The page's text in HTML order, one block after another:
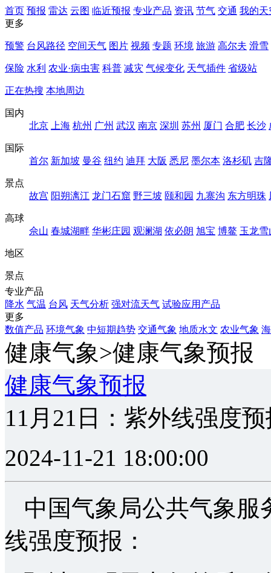
首页 预报 雷达 云图 临近预报 专业产品 资讯 节气 交通 我的天
更多
预警 台风路径 空间天气 图片 视频 专题 环境 旅游 高尔夫 滑雪
保险 水利 农业·病虫害 科普 减灾 气候变化 天气插件 省级站
正在热搜 本地周边
国内
北京
上海 杭州 广州 武汉 南京 深圳 苏州 厦门 合肥 长沙
国际
首尔 新加坡 曼谷 纽约 迪拜 大阪 悉尼 墨尔本 洛杉矶 吉
景点
故宫 阳朔漓江 龙门石窟 野三坡 颐和园 九寨沟 东方明珠
高球
佘山 春城湖畔 华彬庄园 观澜湖 依必朗 旭宝 博鳌 玉龙雪
地区
景点
专业产品
降水 气温 台风 天气分析 强对流天气 试验应用产品
更多
数值产品 环境气象 中短期趋势 交通气象 地质水文 农业气象
健康气象>健康气象预报
健康气象预报
11月21日：紫外线强度
2024-11-21 18:00:00
中国气象局公共气象服
线强度预报：